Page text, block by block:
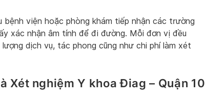
bệnh viện hoặc phòng khám tiếp nhận các trường
xác nhận âm tính để đi đường. Mỗi đơn vị đều
dịch vụ, tác phong cũng như chi phí làm xét
Xét nghiệm Y khoa Điag – Quận 10